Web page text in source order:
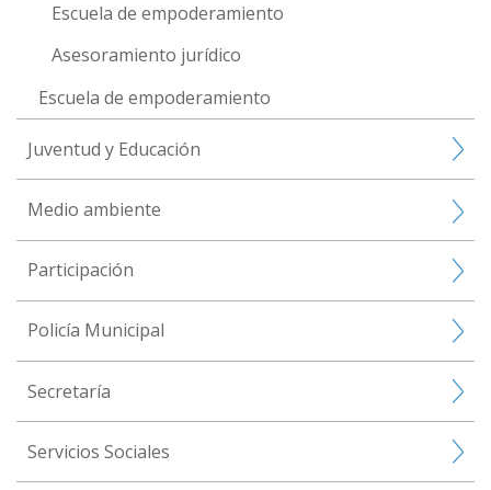
Escuela de empoderamiento
Asesoramiento jurídico
Escuela de empoderamiento
Juventud y Educación
Medio ambiente
Participación
Policía Municipal
Secretaría
Servicios Sociales